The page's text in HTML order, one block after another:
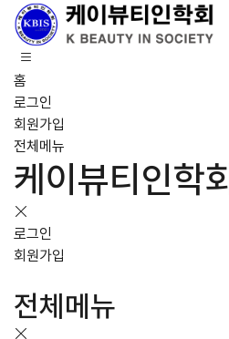
홈
로그인
회원가입
전체메뉴
케이뷰티인학회
로그인
회원가입
전체메뉴